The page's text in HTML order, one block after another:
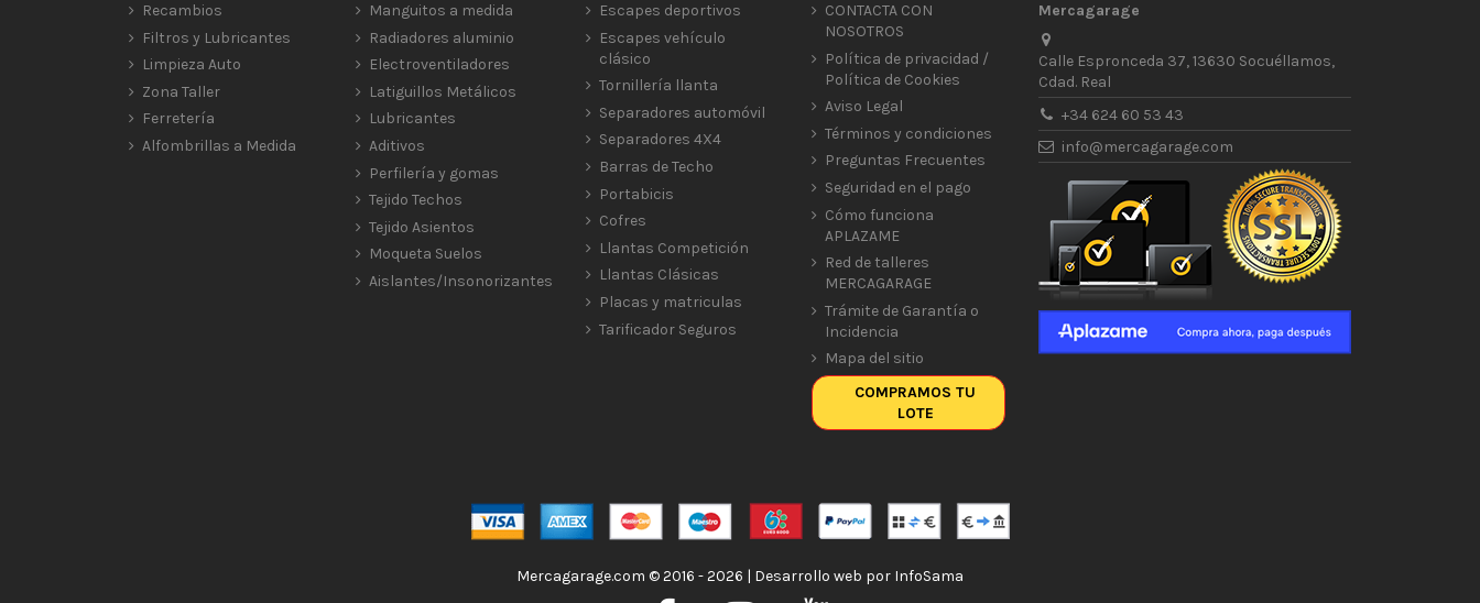
Recambios
Filtros y Lubricantes
Limpieza Auto
Zona Taller
Ferretería
Alfombrillas a Medida
Manguitos a medida
Radiadores aluminio
Electroventiladores
Latiguillos Metálicos
Lubricantes
Aditivos
Perfilería y gomas
Tejido Techos
Tejido Asientos
Moqueta Suelos
Aislantes/Insonorizantes
Escapes deportivos
Escapes vehículo
clásico
Tornillería llanta
Separadores automóvil
Separadores 4X4
Barras de Techo
Portabicis
Cofres
Llantas Competición
Llantas Clásicas
Placas y matriculas
Tarificador Seguros
CONTACTA CON
NOSOTROS
Política de privacidad /
Política de Cookies
Aviso Legal
Términos y condiciones
Preguntas Frecuentes
Seguridad en el pago
Cómo funciona
APLAZAME
Red de talleres
MERCAGARAGE
Trámite de Garantía o
Incidencia
Mapa del sitio
COMPRAMOS TU
LOTE
Mercagarage
Calle Espronceda 37, 13630 Socuéllamos,
Cdad. Real
+34 624 60 53 43
info@mercagarage.com
Mercagarage.com © 2016 - 2026 | Desarrollo web por InfoSama